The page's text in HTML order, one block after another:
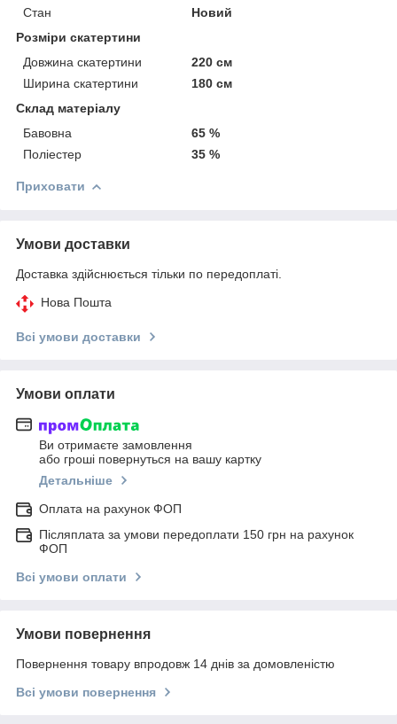
Стан
Новий
Розміри скатертини
Довжина скатертини
220 см
Ширина скатертини
180 см
Склад матеріалу
Бавовна
65 %
Поліестер
35 %
Приховати
Умови доставки
Доставка здійснюється тільки по передоплаті.
Нова Пошта
Всі умови доставки
Умови оплати
Ви отримаєте замовлення
або гроші повернуться на вашу картку
Детальніше
Оплата на рахунок ФОП
Післяплата за умови передоплати 150 грн на рахунок
ФОП
Всі умови оплати
Умови повернення
Повернення товару впродовж 14 днів за домовленістю
Всі умови повернення